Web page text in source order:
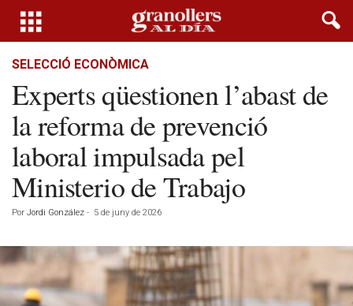
SELECCIÓ ECONÒMICA
Experts qüestionen l’abast de
la reforma de prevenció
laboral impulsada pel
Ministerio de Trabajo
Por Jordi González - 5 de juny de 2026